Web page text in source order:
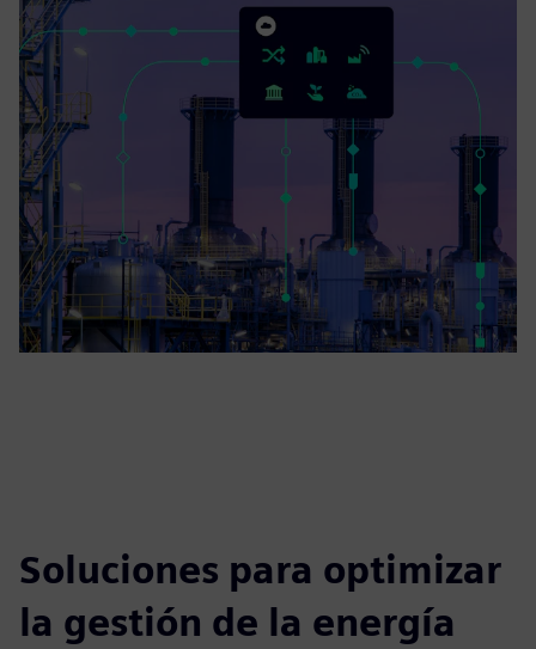
Soluciones para optimizar
la gestión de la energía